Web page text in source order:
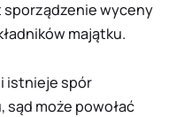
wyceny
majątku.
istnieje spór
może powołać